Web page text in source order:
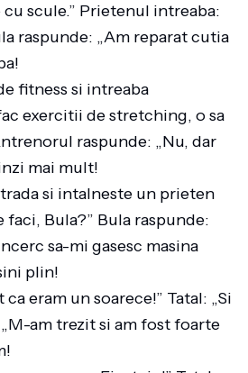
scule.” Prietenul intreaba:
raspunde: „Am reparat cutia
fitness si intreaba
exercitii de stretching, o sa
raspunde: „Nu, dar
mai mult!
si intalneste un prieten
faci, Bula?” Bula raspunde:
sa-mi gasesc masina
plin!
ca eram un soarece!” Tatal: „Si
am trezit si am fost foarte